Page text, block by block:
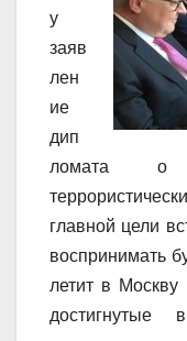
у
заяв
лен
ие
дип
ломата о
главной цели
воспринимать
летит в Москву